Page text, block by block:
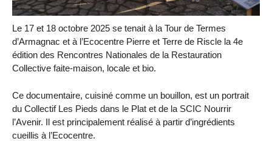
Le 17 et 18 octobre 2025 se tenait à la Tour de Termes
d’Armagnac et à l’Ecocentre Pierre et Terre de Riscle la 4e
édition des Rencontres Nationales de la Restauration
Collective faite-maison, locale et bio.
Ce documentaire, cuisiné comme un bouillon, est un portrait
du Collectif Les Pieds dans le Plat et de la SCIC Nourrir
l’Avenir. Il est principalement réalisé à partir d’ingrédients
cueillis à l’Ecocentre.